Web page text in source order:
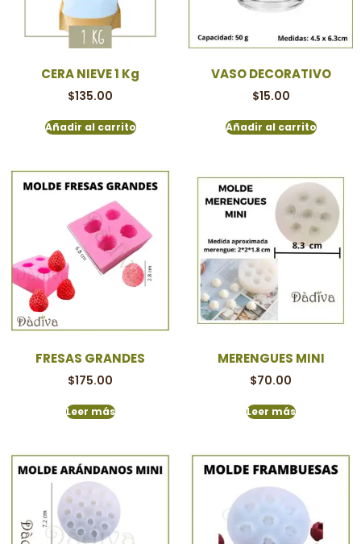
CERA NIEVE 1 Kg
$135.00
Añadir al carrito
VASO DECORATIVO
$15.00
Añadir al carrito
FRESAS GRANDES
$175.00
Leer más
MERENGUES MINI
$70.00
Leer más